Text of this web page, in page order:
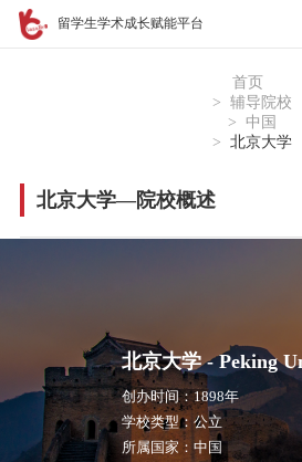
留学生学术成长赋能平台
首页
辅导院校
中国
北京大学
北京大学—院校概述
北京大学 -Peking
创办时间：1898年
学校类型： 公立
所属国家： 中国